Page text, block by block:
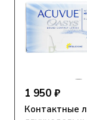
1 950 ₽
Контактные